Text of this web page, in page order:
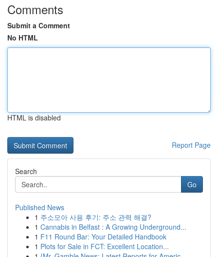
Comments
Submit a Comment
No HTML
HTML is disabled
Report Page
Search
Go
Published News
1 주소모아 사용 후기: 주소 관력 해결?
1 Cannabis in Belfast : A Growing Underground...
1 F11 Round Bar: Your Detailed Handbook
1 Plots for Sale in FCT: Excellent Location...